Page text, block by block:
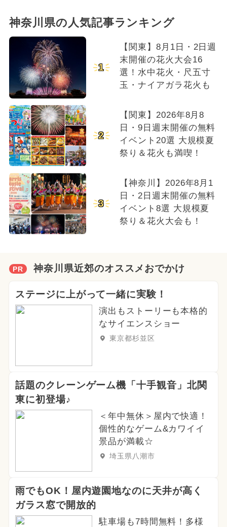
神奈川県の人気記事ランキング
1
【関東】8月1日・2日週
末開催の花火大会16
選！水中花火・尺五寸
玉・ナイアガラ花火も
2
【関東】2026年8月8
日・9日週末開催の無料
イベント20選 大規模夏
祭り＆花火も満喫！
3
【神奈川】2026年8月1
日・2日週末開催の無料
イベント8選 大規模夏
祭り＆花火大会も！
PR 神奈川県近郊のオススメおでかけ
ステージに上がって一緒に実験！
演出もストーリーも本格的
なサイエンスショー
東京都杉並区
話題のクレーンゲーム機「十手観音」北関
東に初登場♪
＜年中無休＞屋内で快適！
個性的なゲーム&カワイイ
景品が満載☆
埼玉県八潮市
雨でもOK！屋内遊園地なのに天井が高く
ガラス窓で開放的
駐車場も7時間無料！多様